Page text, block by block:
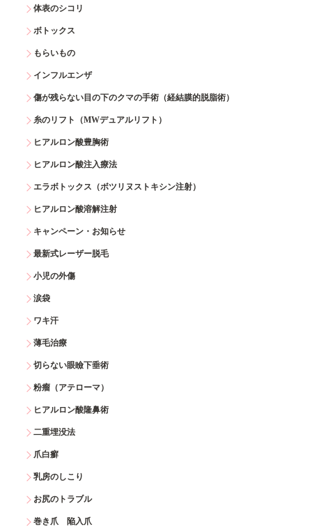
体表のシコリ
ボトックス
もらいもの
インフルエンザ
傷が残らない目の下のクマの手術（経結膜的脱脂術）
糸のリフト（MWデュアルリフト）
ヒアルロン酸豊胸術
ヒアルロン酸注入療法
エラボトックス（ボツリヌストキシン注射）
ヒアルロン酸溶解注射
キャンペーン・お知らせ
最新式レーザー脱毛
小児の外傷
涙袋
ワキ汗
薄毛治療
切らない眼瞼下垂術
粉瘤（アテローマ）
ヒアルロン酸隆鼻術
二重埋没法
爪白癬
乳房のしこり
お尻のトラブル
巻き爪 陥入爪